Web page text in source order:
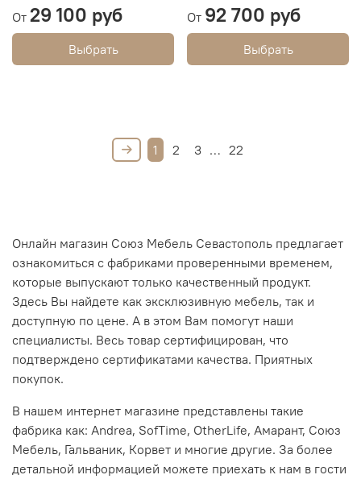
От 29 100 руб
Выбрать
От 92 700 руб
Выбрать
1 2 3 … 22
Онлайн магазин Союз Мебель Севастополь предлагает
ознакомиться с фабриками проверенными временем,
которые выпускают только качественный продукт.
Здесь Вы найдете как эксклюзивную мебель, так и
доступную по цене. А в этом Вам помогут наши
специалисты. Весь товар сертифицирован, что
подтверждено сертификатами качества. Приятных
покупок.
В нашем интернет магазине представлены такие
фабрика как: Andrea, SofTime, OtherLife, Амарант, Союз
Мебель, Гальваник, Корвет и многие другие. За более
детальной информацией можете приехать к нам в гости